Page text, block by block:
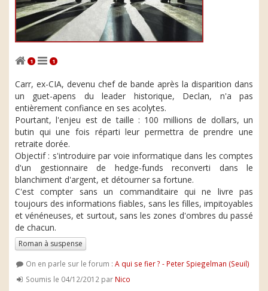
1 1
Carr, ex-CIA, devenu chef de bande après la disparition dans
un guet-apens du leader historique, Declan, n'a pas
entièrement confiance en ses acolytes.
Pourtant, l'enjeu est de taille : 100 millions de dollars, un
butin qui une fois réparti leur permettra de prendre une
retraite dorée.
Objectif : s'introduire par voie informatique dans les comptes
d'un gestionnaire de hedge-funds reconverti dans le
blanchiment d'argent, et détourner sa fortune.
C'est compter sans un commanditaire qui ne livre pas
toujours des informations fiables, sans les filles, impitoyables
et vénéneuses, et surtout, sans les zones d'ombres du passé
de chacun.
Roman à suspense
On en parle sur le forum :A qui se fier ? - Peter Spiegelman (Seuil)
Soumis le 04/12/2012 par Nico